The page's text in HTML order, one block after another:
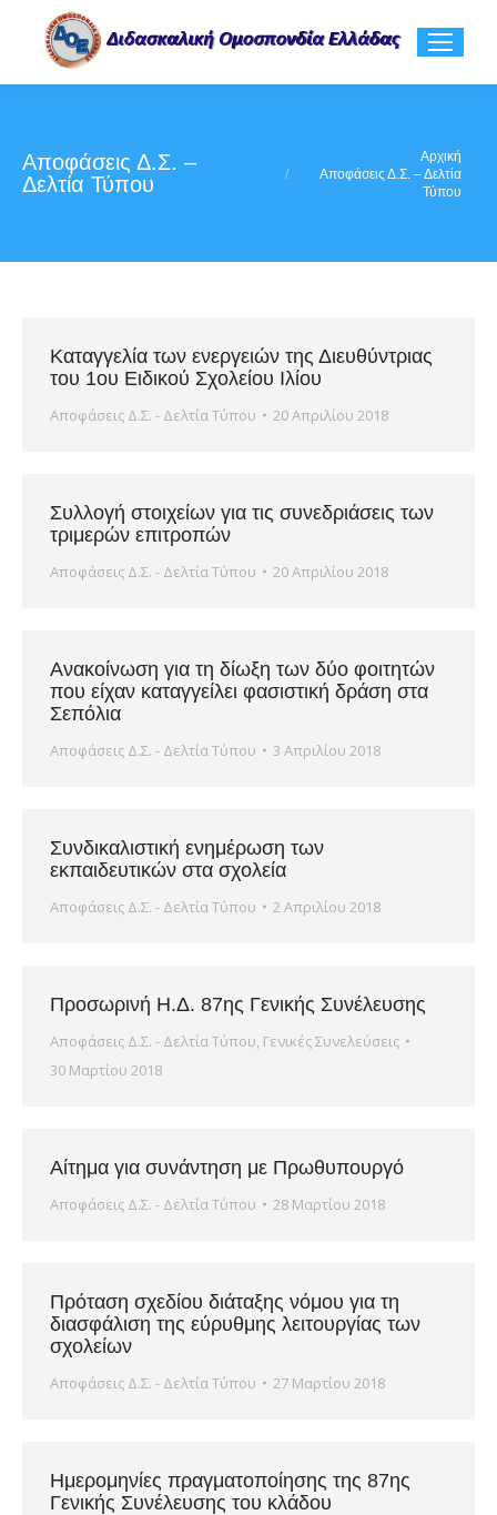
Αποφάσεις Δ.Σ. –
Δελτία Τύπου
Αρχική
Αποφάσεις Δ.Σ. – Δελτία
Τύπου
Καταγγελία των ενεργειών της Διευθύντριας
του 1ου Ειδικού Σχολείου Ιλίου
Αποφάσεις Δ.Σ. - Δελτία Τύπου 20 Απριλίου 2018
Συλλογή στοιχείων για τις συνεδριάσεις των
τριμερών επιτροπών
Αποφάσεις Δ.Σ. - Δελτία Τύπου 20 Απριλίου 2018
Ανακοίνωση για τη δίωξη των δύο φοιτητών
που είχαν καταγγείλει φασιστική δράση στα
Σεπόλια
Αποφάσεις Δ.Σ. - Δελτία Τύπου 3 Απριλίου 2018
Συνδικαλιστική ενημέρωση των
εκπαιδευτικών στα σχολεία
Αποφάσεις Δ.Σ. - Δελτία Τύπου 2 Απριλίου 2018
Προσωρινή Η.Δ. 87ης Γενικής Συνέλευσης
Αποφάσεις Δ.Σ. - Δελτία Τύπου, Γενικές Συνελεύσεις
30 Μαρτίου 2018
Αίτημα για συνάντηση με Πρωθυπουργό
Αποφάσεις Δ.Σ. - Δελτία Τύπου 28 Μαρτίου 2018
Πρόταση σχεδίου διάταξης νόμου για τη
διασφάλιση της εύρυθμης λειτουργίας των
σχολείων
Αποφάσεις Δ.Σ. - Δελτία Τύπου 27 Μαρτίου 2018
Ημερομηνίες πραγματοποίησης της 87ης
Γενικής Συνέλευσης του κλάδου